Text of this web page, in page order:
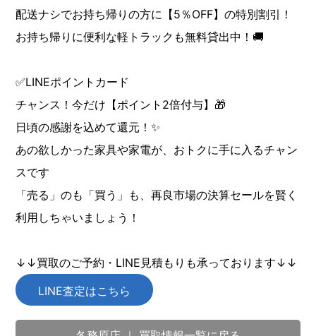
配送ナシでお持ち帰りの方に【5％OFF】の特別割引！
お持ち帰りに便利な軽トラックも無料貸出中！🚚
✅LINEポイントカード
チャンス！今だけ【ポイント2倍付与】🎁
日頃の感謝を込めて還元！✨
あの欲しかった家具や家電が、おトクに手に入るチャン
スです
「売る」のも「買う」も、再良市場の決算セールを賢く
利用しちゃいましょう！
↓↓買取のご予約・LINE見積もりも承っております↓↓
LINE査定はこちら